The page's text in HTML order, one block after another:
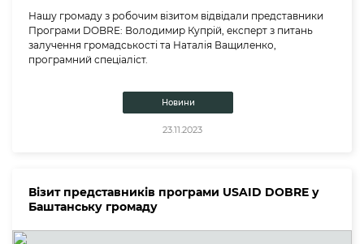
Нашу громаду з робочим візитом відвідали представники
Програми DOBRE: Володимир Купрій, експерт з питань
залучення громадськості та Наталія Ващиленко,
програмний спеціаліст.
Новини
23.11.2023
Візит представників програми USAID DOBRE у
Баштанську громаду